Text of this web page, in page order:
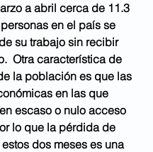
a abril cerca de 11.3
en el país se
su trabajo sin recibir
Otra característica de
la población es que las
en las que
escaso o nulo acceso
lo que la pérdida de
dos meses es una